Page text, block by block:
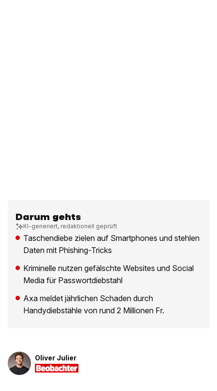
Darum gehts
KI-generiert, redaktionell geprüft
Taschendiebe zielen auf Smartphones und stehlen
Daten mit Phishing-Tricks
Kriminelle nutzen gefälschte Websites und Social
Media für Passwortdiebstahl
Axa meldet jährlichen Schaden durch
Handydiebstähle von rund 2 Millionen Fr.
Oliver Julier